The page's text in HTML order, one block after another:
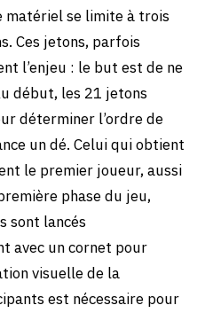
matériel se limite à trois
Ces jetons, parfois
l’enjeu : le but est de ne
début, les 21 jetons
déterminer l’ordre de
un dé. Celui qui obtient
le premier joueur, aussi
phase du jeu,
sont lancés
avec un cornet pour
visuelle de la
est nécessaire pour